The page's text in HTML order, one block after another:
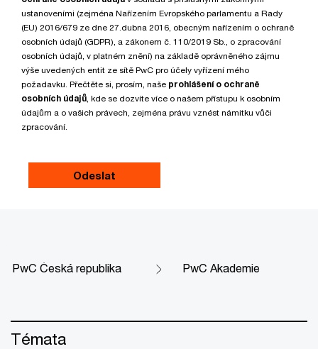
ustanoveními (zejména Nařízením Evropského parlamentu a Rady
(EU) 2016/679 ze dne 27.dubna 2016, obecným nařízením o ochraně
osobních údajů (GDPR), a zákonem č. 110/2019 Sb., o zpracování
osobních údajů, v platném znění) na základě oprávněného zájmu
výše uvedených entit ze sítě PwC pro účely vyřízení mého
požadavku. Přečtěte si, prosím, naše prohlášení o ochraně
osobních údajů , kde se dozvíte více o našem přístupu k osobním
údajům a o vašich právech, zejména právu vznést námitku vůči
zpracování.
PwC Česká republika PwC Akademie
Témata